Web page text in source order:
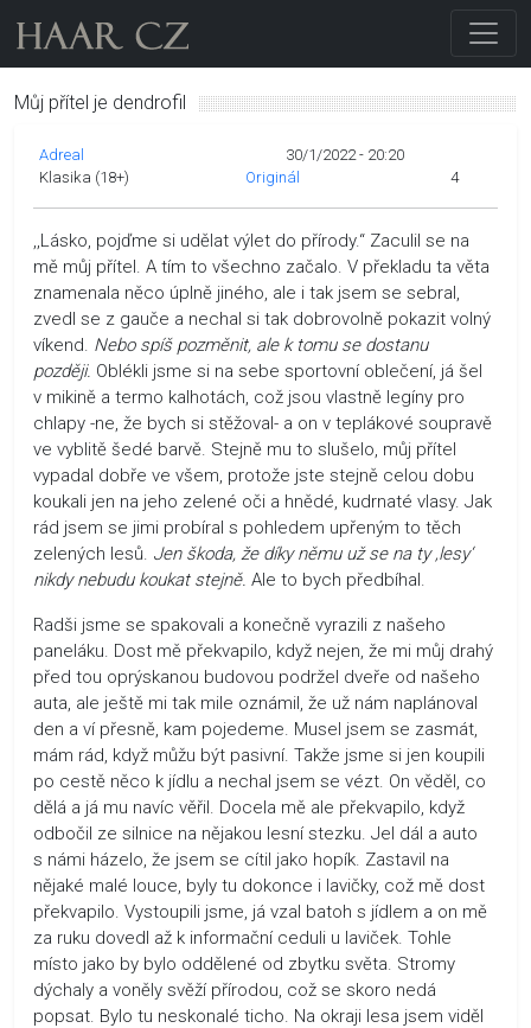
Můj přítel je dendrofil
Adreal
30/1/2022 - 20:20
Klasika (18+)
Originál 4
,,Lásko, pojďme si udělat výlet do přírody.“ Zaculil se na
mě můj přítel. A tím to všechno začalo. V překladu ta věta
znamenala něco úplně jiného, ale i tak jsem se sebral,
zvedl se z gauče a nechal si tak dobrovolně pokazit volný
víkend. Nebo spíš pozměnit, ale k tomu se dostanu
později. Oblékli jsme si na sebe sportovní oblečení, já šel
v mikině a termo kalhotách, což jsou vlastně legíny pro
chlapy -ne, že bych si stěžoval- a on v teplákové soupravě
ve vyblitě šedé barvě. Stejně mu to slušelo, můj přítel
vypadal dobře ve všem, protože jste stejně celou dobu
koukali jen na jeho zelené oči a hnědé, kudrnaté vlasy. Jak
rád jsem se jimi probíral s pohledem upřeným to těch
zelených lesů. Jen škoda, že díky němu už se na ty ‚lesy‘
nikdy nebudu koukat stejně. Ale to bych předbíhal.
Radši jsme se spakovali a konečně vyrazili z našeho
paneláku. Dost mě překvapilo, když nejen, že mi můj drahý
před tou oprýskanou budovou podržel dveře od našeho
auta, ale ještě mi tak mile oznámil, že už nám naplánoval
den a ví přesně, kam pojedeme. Musel jsem se zasmát,
mám rád, když můžu být pasivní. Takže jsme si jen koupili
po cestě něco k jídlu a nechal jsem se vézt. On věděl, co
dělá a já mu navíc věřil. Docela mě ale překvapilo, když
odbočil ze silnice na nějakou lesní stezku. Jel dál a auto
s námi házelo, že jsem se cítil jako hopík. Zastavil na
nějaké malé louce, byly tu dokonce i lavičky, což mě dost
překvapilo. Vystoupili jsme, já vzal batoh s jídlem a on mě
za ruku dovedl až k informační ceduli u laviček. Tohle
místo jako by bylo oddělené od zbytku světa. Stromy
dýchaly a voněly svěží přírodou, což se skoro nedá
popsat. Bylo tu neskonalé ticho. Na okraji lesa jsem viděl